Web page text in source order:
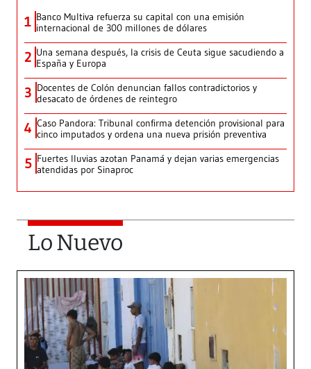
1 Banco Multiva refuerza su capital con una emisión
internacional de 300 millones de dólares
2 Una semana después, la crisis de Ceuta sigue sacudiendo a
España y Europa
3 Docentes de Colón denuncian fallos contradictorios y
desacato de órdenes de reintegro
4 Caso Pandora: Tribunal confirma detención provisional para
cinco imputados y ordena una nueva prisión preventiva
5 Fuertes lluvias azotan Panamá y dejan varias emergencias
atendidas por Sinaproc
Lo Nuevo